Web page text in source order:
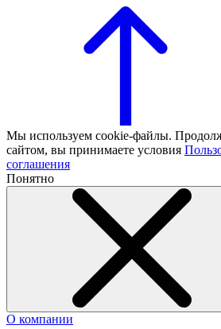
Мы используем cookie-файлы.
сайтом, вы принимаете условия
соглашения
Понятно
О компании